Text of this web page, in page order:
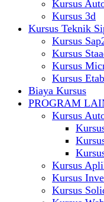
Kursus
Kursus 3d
Kursus Teknik
Kursus
Kursus
Kursus
Kursus
Biaya Kursus
PROGRAM
Kursus
Kursus
Kursus
Kursus